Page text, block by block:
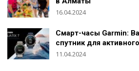
16.04.2024
Смарт-часы Garmin:
спутник для
11.04.2024